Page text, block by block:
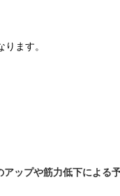
ます。
ップや筋力低下による予